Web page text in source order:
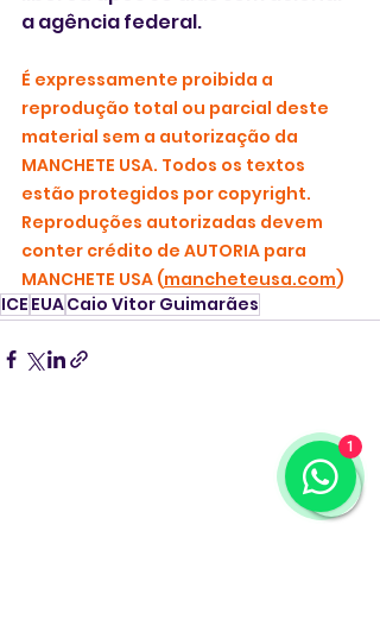
a agência federal.
É expressamente proibida a
reprodução total ou parcial deste
material sem a autorização da
MANCHETE USA. Todos os textos
estão protegidos por copyright.
Reproduções autorizadas devem
conter crédito de AUTORIA para
MANCHETE USA (mancheteusa.com)
ICE EUACaio Vitor Guimarães
1